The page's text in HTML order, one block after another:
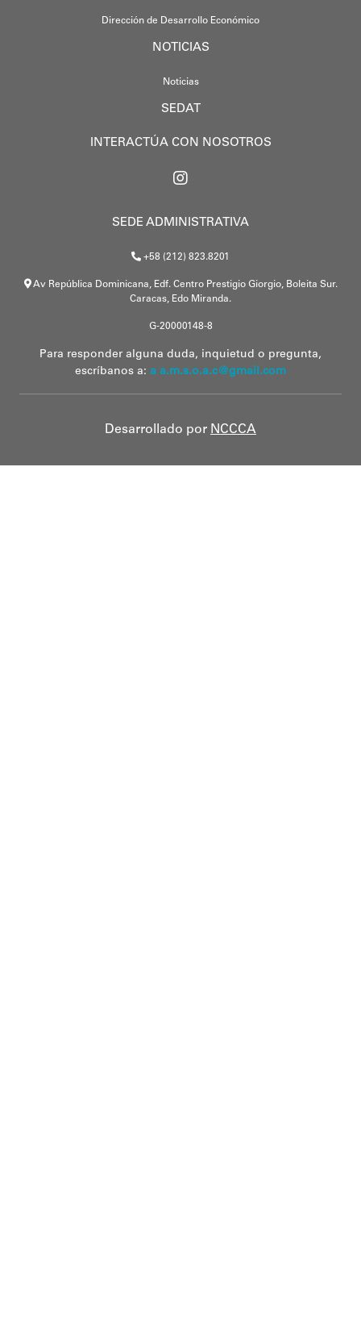
Dirección de Desarrollo Económico
NOTICIAS
Noticias
SEDAT
INTERACTÚA CON NOSOTROS
SEDE ADMINISTRATIVA
+58 (212) 823.8201
Av República Dominicana, Edf. Centro Prestigio Giorgio, Boleita Sur.
Caracas, Edo Miranda.
G-20000148-8
Para responder alguna duda, inquietud o pregunta,
escríbanos a: a a.m.s.o.a.c@gmail.com
Desarrollado por NCCCA